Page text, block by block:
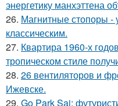
энергетику манхэттена
26. Магнитные стопоры -
классическим.
27. Квартира 1960-х
тропическом стиле
28. 26 вентиляторов и
Ижевске.
29. Go Park Sai: